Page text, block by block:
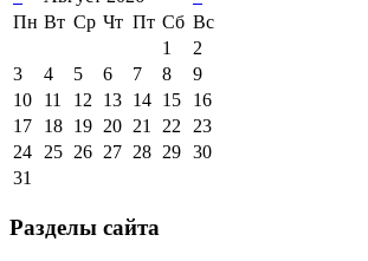
Пн Вт Ср Чт Пт Сб Вс
1
2
3
4 5 6 7 8
9
10
11 12 13 14 15
16
17
18 19 20 21 22 23
24 25 26 27 28 29 30
31
Разделы сайта